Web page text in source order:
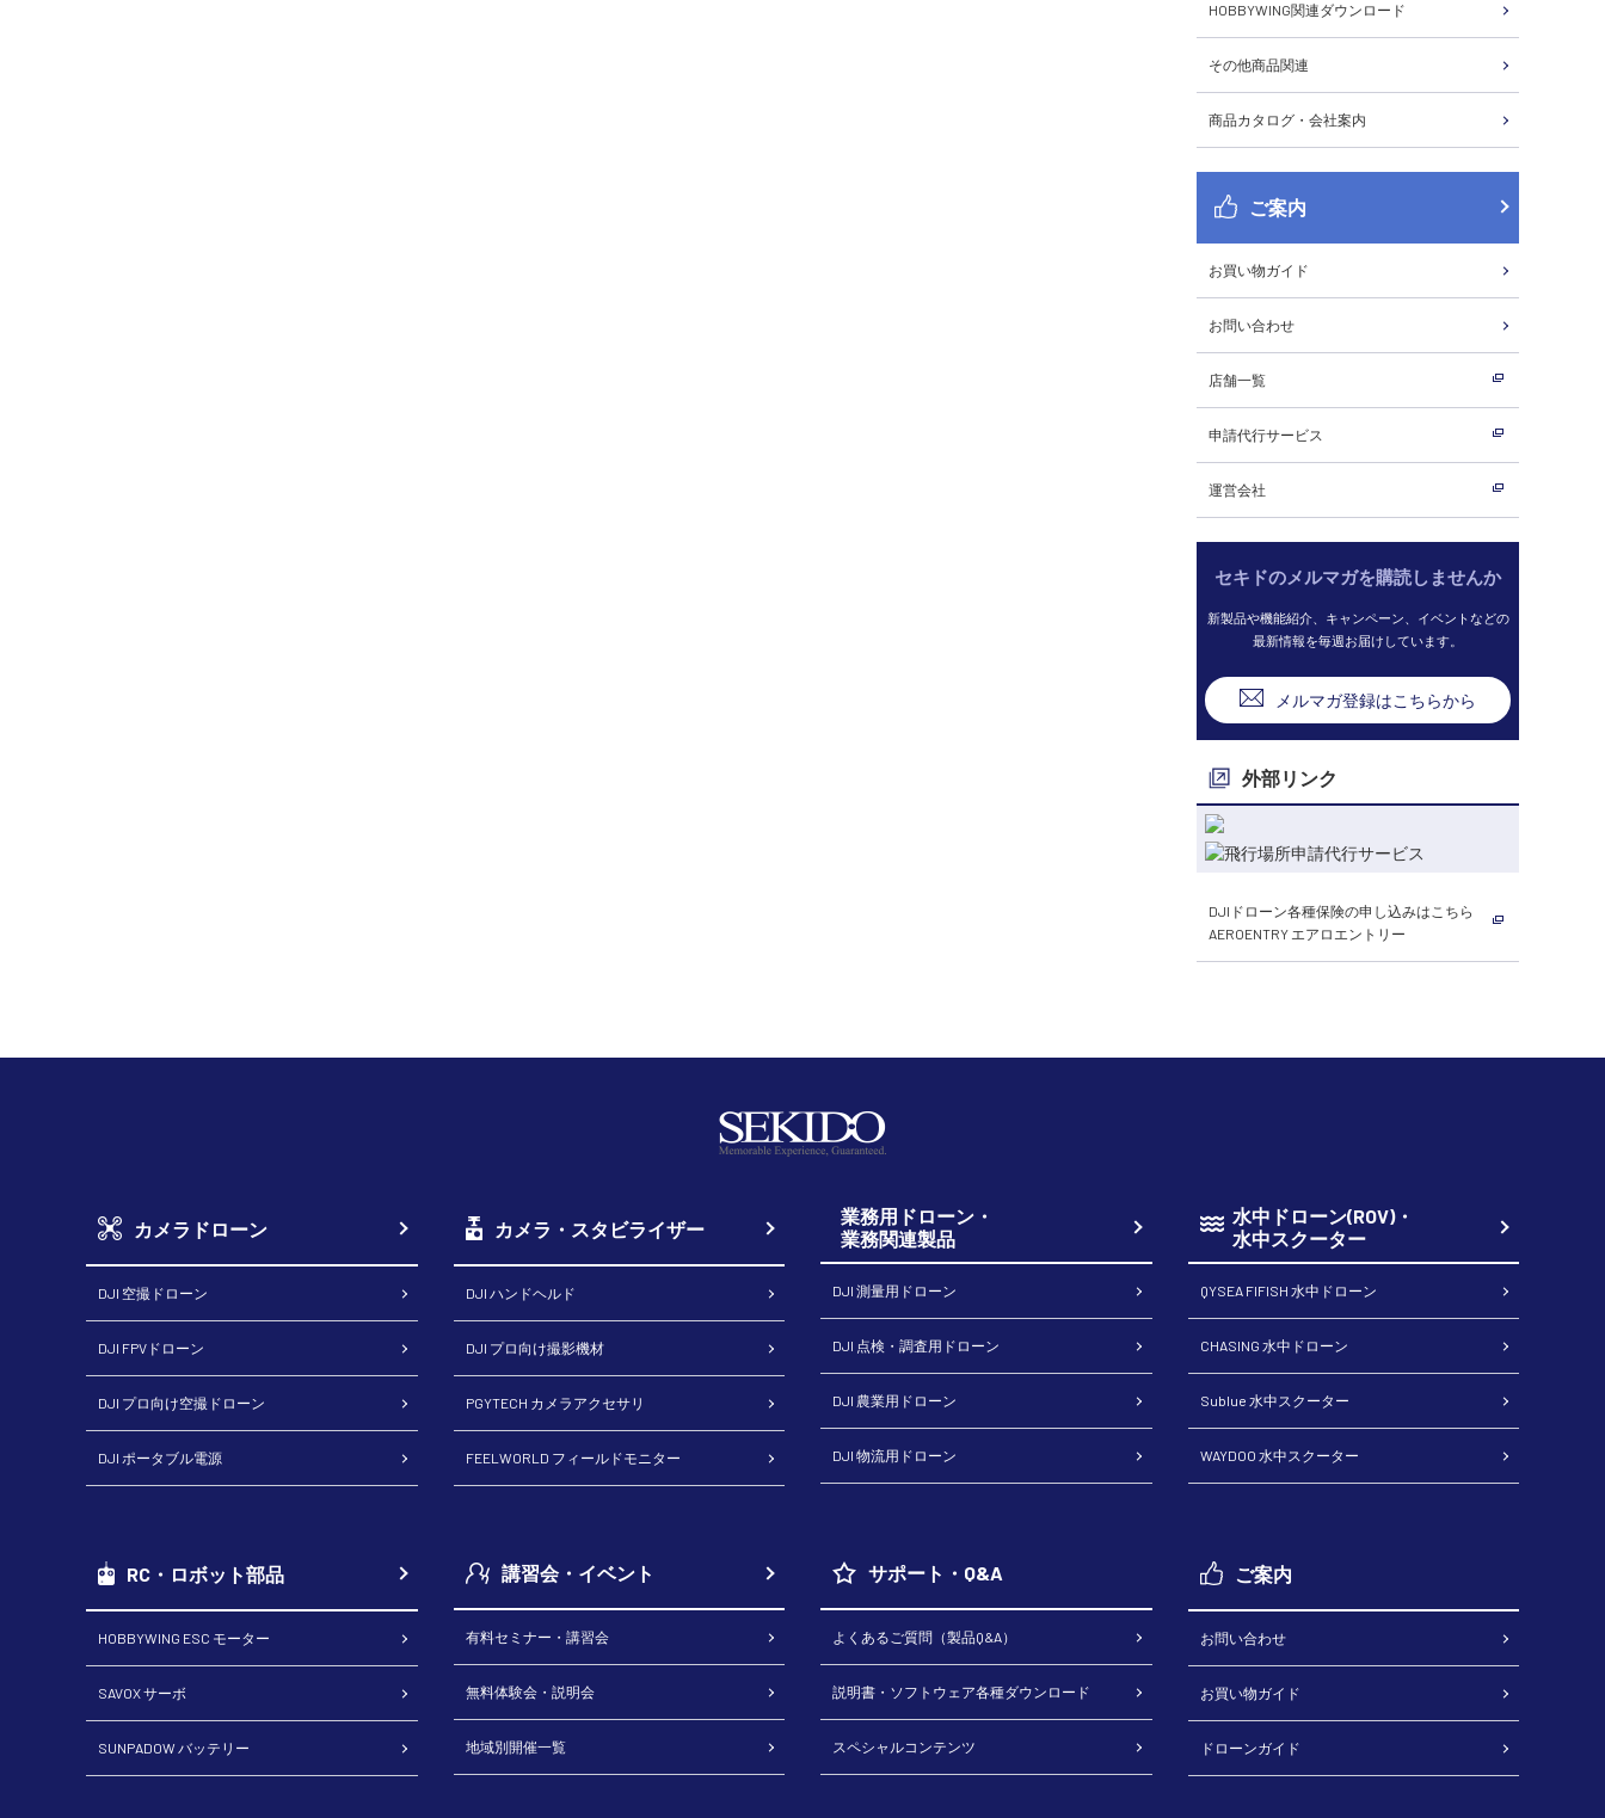
HOBBYWING関連ダウンロード
その他商品関連
商品カタログ・会社案内
ご案内
お買い物ガイド
お問い合わせ
店舗一覧
申請代行サービス
運営会社
セキドのメルマガを購読しませんか
新製品や機能紹介、キャンペーン、イベントなどの
最新情報を毎週お届けしています。
メルマガ登録はこちらから
外部リンク
DJIドローン各種保険の申し込みはこちら
AEROENTRY エアロエントリー
カメラドローン
DJI 空撮ドローン
DJI FPVドローン
DJI プロ向け空撮ドローン
DJI ポータブル電源
カメラ・スタビライザー
DJI ハンドヘルド
DJI プロ向け撮影機材
PGYTECH カメラアクセサリ
FEELWORLD フィールドモニター
業務用ドローン・
業務関連製品
DJI 測量用ドローン
DJI 点検・調査用ドローン
DJI 農業用ドローン
DJI 物流用ドローン
水中ドローン(ROV)・
水中スクーター
QYSEA FIFISH 水中ドローン
CHASING 水中ドローン
Sublue 水中スクーター
WAYDOO 水中スクーター
RC・ロボット部品
HOBBYWING ESC モーター
SAVOX サーボ
SUNPADOW バッテリー
講習会・イベント
有料セミナー・講習会
無料体験会・説明会
地域別開催一覧
サポート・Q&A
よくあるご質問（製品Q&A）
説明書・ソフトウェア各種ダウンロード
スペシャルコンテンツ
ご案内
お問い合わせ
お買い物ガイド
ドローンガイド